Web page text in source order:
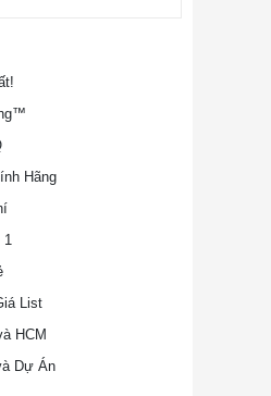
Hãng
1
List
HCM
Dự Án